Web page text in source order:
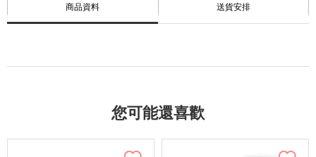
商品資料 送貨安排
您可能還喜歡